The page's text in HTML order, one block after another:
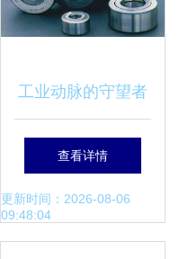
工业动脉的守望者
哈尔滨轴承郑州经
销商与机械零部件
查看详情
更新时间：2026-08-06
09:48:04